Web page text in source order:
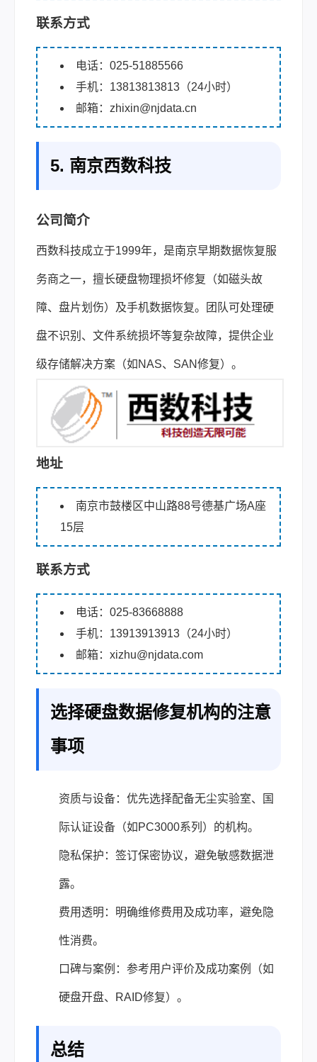
联系方式
电话：025-51885566
手机：13813813813（24小时）
邮箱：zhixin@njdata.cn
5. 南京西数科技
公司简介
西数科技成立于1999年，是南京早期数据恢复服
务商之一，擅长硬盘物理损坏修复（如磁头故
障、盘片划伤）及手机数据恢复。团队可处理硬
盘不识别、文件系统损坏等复杂故障，提供企业
级存储解决方案（如NAS、SAN修复）。
地址
南京市鼓楼区中山路88号德基广场A座
15层
联系方式
电话：025-83668888
手机：13913913913（24小时）
邮箱：xizhu@njdata.com
选择硬盘数据修复机构的注意
事项
资质与设备：优先选择配备无尘实验室、国
际认证设备（如PC3000系列）的机构。
隐私保护：签订保密协议，避免敏感数据泄
露。
费用透明：明确维修费用及成功率，避免隐
性消费。
口碑与案例：参考用户评价及成功案例（如
硬盘开盘、RAID修复）。
总结